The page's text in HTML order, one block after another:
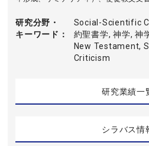
研究分野・
キーワード
Social-Scientific
約聖書学, 神学, 神
New Testament,
Criticism
研究業績一
シラバス情